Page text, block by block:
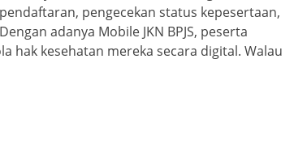
pengecekan status kepesertaan,
adanya Mobile JKN BPJS, peserta
hak kesehatan mereka secara digital. Walau